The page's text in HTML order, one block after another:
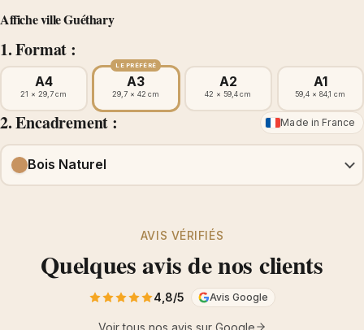
Affiche ville Guéthary
1. Format :
A4
21 × 29,7 cm
LE PRÉFÉRÉ
A3
29,7 × 42 cm
A2
42 × 59,4 cm
A1
59,4 × 84,1 cm
2. Encadrement : Made in France
Bois Naturel
AVIS VÉRIFIÉS
Quelques avis de nos clients
4,8/5 Avis Google
Voir tous nos avis sur Google